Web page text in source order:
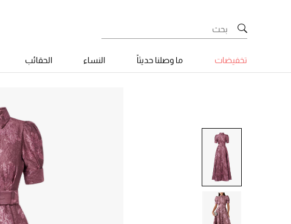
تخفيضات ما وصلنا حديثاً النساء الحقائب